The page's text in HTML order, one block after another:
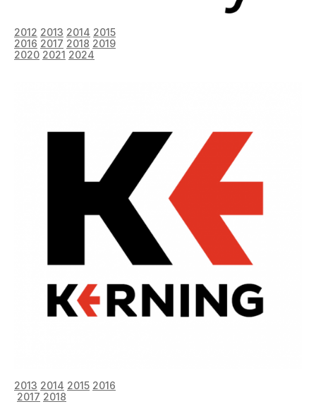
2012 2013 2014 2015
2016 2017 2018 2019
2020 2021 2024
2013 2014 2015 2016
2017 2018